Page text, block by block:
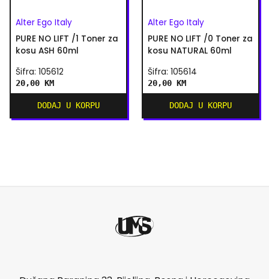
Alter Ego Italy
PURE NO LIFT /1 Toner za
kosu ASH 60ml
Šifra: 105612
20,00 KM
DODAJ U KORPU
Alter Ego Italy
PURE NO LIFT /0 Toner za
kosu NATURAL 60ml
Šifra: 105614
20,00 KM
DODAJ U KORPU